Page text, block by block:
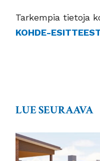
Tarkempia tietoja
KOHDE-
LUE SEURAAVA